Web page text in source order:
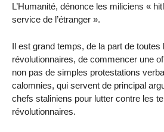
L’Humanité, dénonce les miliciens «
service de l’étranger ».
Il est grand temps, de la part de toutes
révolutionnaires, de commencer une
non pas de simples protestations
calomnies, qui servent de principal
chefs staliniens pour lutter contre les
révolutionnaires.